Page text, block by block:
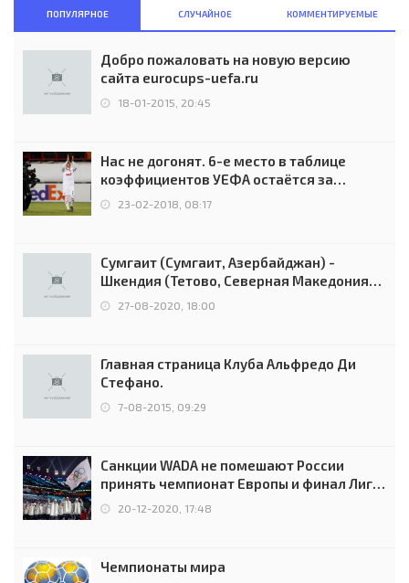
ПОПУЛЯРНОЕ СЛУЧАЙНОЕ КОММЕНТИРУЕМЫЕ
Добро пожаловать на новую версию
сайта eurocups-uefa.ru
18-01-2015, 20:45
Нас не догонят. 6-е место в таблице
коэффициентов УЕФА остаётся за
Россией
23-02-2018, 08:17
Сумгаит (Сумгаит, Азербайджан) -
Шкендия (Тетово, Северная Македония) -
0:2 (0:0)
27-08-2020, 18:00
Главная страница Клуба Альфредо Ди
Стефано.
7-08-2015, 09:29
Санкции WADA не помешают России
принять чемпионат Европы и финал Лиги
чемпионов.
20-12-2020, 17:48
Чемпионаты мира